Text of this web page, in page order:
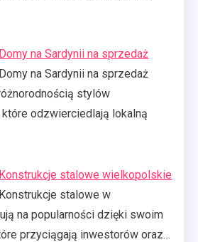
Domy na Sardynii na sprzedaż
Domy na Sardynii na sprzedaż
stylów
odzwierciedlają lokalną
Konstrukcje stalowe wielkopolskie
Konstrukcje stalowe w
na popularności dzięki swoim
przyciągają inwestorów oraz…